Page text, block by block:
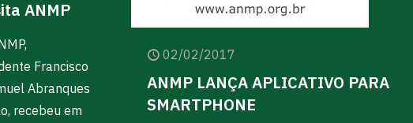
ANMP
Francisco
Abranques
recebeu em
02/02/2017
ANMP LANÇA APLICATIVO PARA
SMARTPHONE